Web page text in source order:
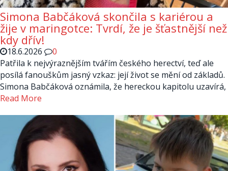
Simona Babčáková skončila s kariérou a
žije v maringotce: Tvrdí, že je šťastnější než
kdy dřív!
18.6.2026
0
Patřila k nejvýraznějším tvářím českého herectví, teď ale
posílá fanouškům jasný vzkaz: její život se mění od základů.
Simona Babčáková oznámila, že hereckou kapitolu uzavírá,
Read More